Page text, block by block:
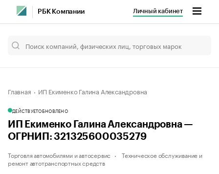
РБК Компании Личный кабинет
Главная ИП Екименко Галина Александровна
ДЕЙСТВУЕТОБНОВЛЕНО
ИП Екименко Галина Александровна —
ОГРНИП: 321325600035279
Торговля автомобилями и автосервис
Техническое обслуживание и
ремонт автотранспортных средств